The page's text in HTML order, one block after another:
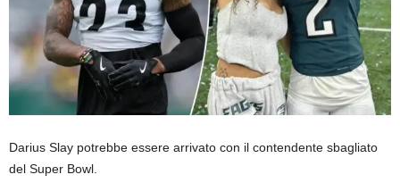
Darius Slay potrebbe essere arrivato con il contendente sbagliato
del Super Bowl.